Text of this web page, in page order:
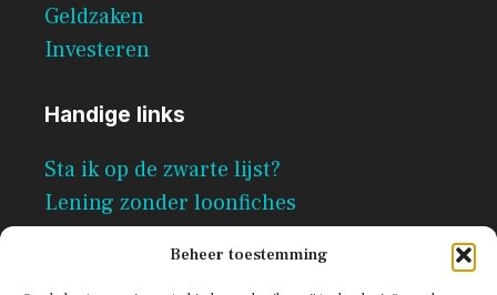
Beheer toestemming
Geldzaken
Investeren
Handige links
Sta ik op de zwarte lijst?
Lening zonder loonfiches
Per direct geld lenen zonder